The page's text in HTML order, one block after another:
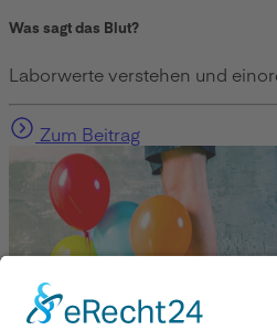
Was sagt das Blut?
Laborwerte verstehen und
Zum Beitrag